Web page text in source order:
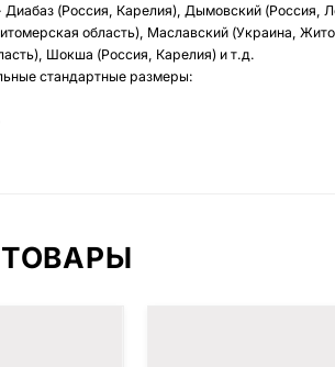
(Россия, Карелия), Дымовский (Россия,
область), Маславский (Украина,
Шокша (Россия, Карелия) и т.д.
стандартные размеры: